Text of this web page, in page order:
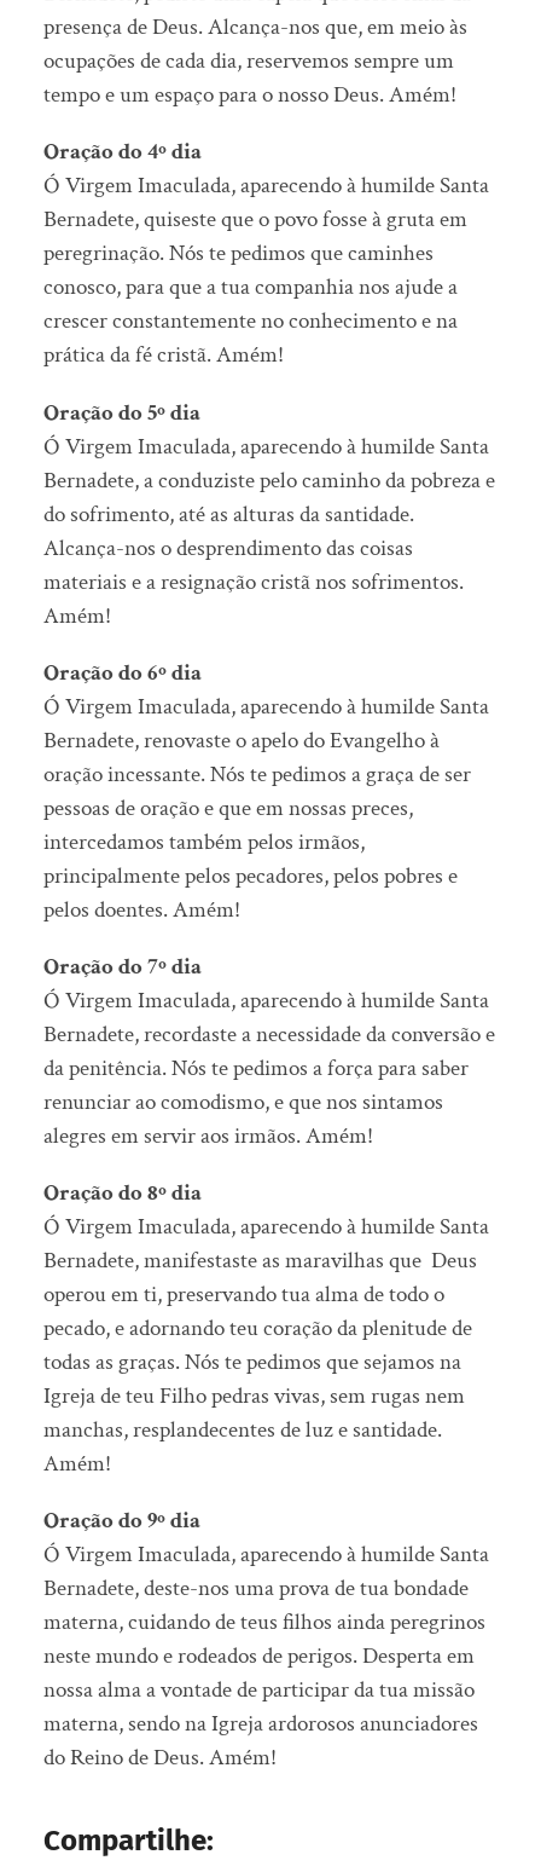
presença de Deus. Alcança-nos que, em meio às
ocupações de cada dia, reservemos sempre um
tempo e um espaço para o nosso Deus. Amém!
Oração do 4º dia
Ó Virgem Imaculada, aparecendo à humilde Santa
Bernadete, quiseste que o povo fosse à gruta em
peregrinação. Nós te pedimos que caminhes
conosco, para que a tua companhia nos ajude a
crescer constantemente no conhecimento e na
prática da fé cristã. Amém!
Oração do 5º dia
Ó Virgem Imaculada, aparecendo à humilde Santa
Bernadete, a conduziste pelo caminho da pobreza e
do sofrimento, até as alturas da santidade.
Alcança-nos o desprendimento das coisas
materiais e a resignação cristã nos sofrimentos.
Amém!
Oração do 6º dia
Ó Virgem Imaculada, aparecendo à humilde Santa
Bernadete, renovaste o apelo do Evangelho à
oração incessante. Nós te pedimos a graça de ser
pessoas de oração e que em nossas preces,
intercedamos também pelos irmãos,
principalmente pelos pecadores, pelos pobres e
pelos doentes. Amém!
Oração do 7º dia
Ó Virgem Imaculada, aparecendo à humilde Santa
Bernadete, recordaste a necessidade da conversão e
da penitência. Nós te pedimos a força para saber
renunciar ao comodismo, e que nos sintamos
alegres em servir aos irmãos. Amém!
Oração do 8º dia
Ó Virgem Imaculada, aparecendo à humilde Santa
Bernadete, manifestaste as maravilhas que Deus
operou em ti, preservando tua alma de todo o
pecado, e adornando teu coração da plenitude de
todas as graças. Nós te pedimos que sejamos na
Igreja de teu Filho pedras vivas, sem rugas nem
manchas, resplandecentes de luz e santidade.
Amém!
Oração do 9º dia
Ó Virgem Imaculada, aparecendo à humilde Santa
Bernadete, deste-nos uma prova de tua bondade
materna, cuidando de teus filhos ainda peregrinos
neste mundo e rodeados de perigos. Desperta em
nossa alma a vontade de participar da tua missão
materna, sendo na Igreja ardorosos anunciadores
do Reino de Deus. Amém!
Compartilhe: